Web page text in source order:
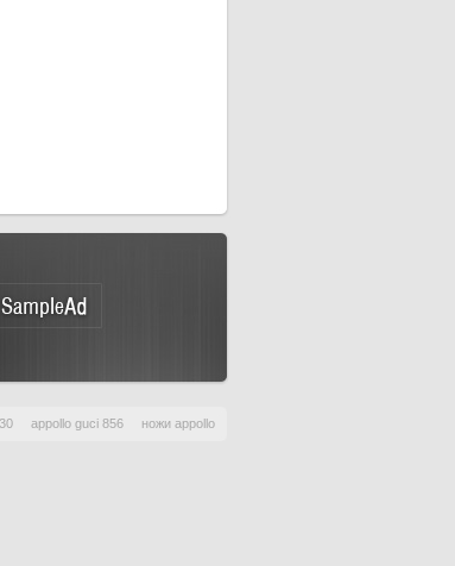
appollo guci 856 ножи appollo